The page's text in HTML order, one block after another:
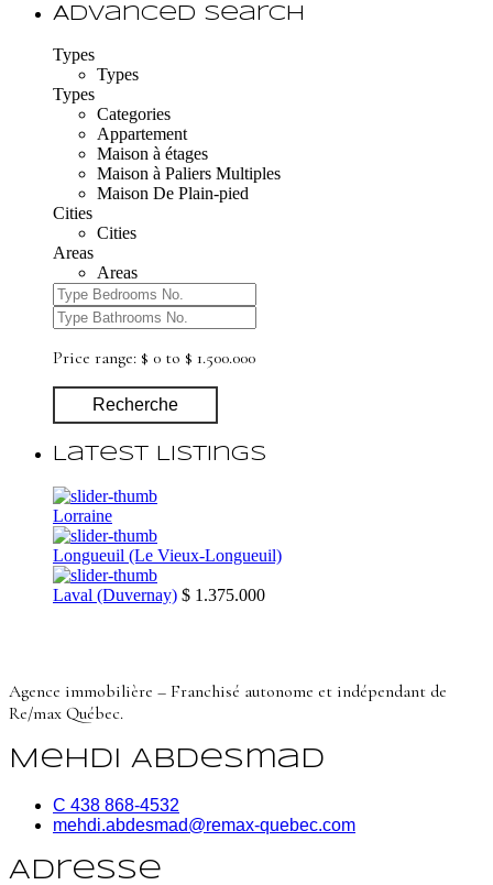
Advanced Search
Types
Types
Types
Categories
Appartement
Maison à étages
Maison à Paliers Multiples
Maison De Plain-pied
Cities
Cities
Areas
Areas
Price range: $ 0 to $ 1.500.000
Recherche
Latest Listings
Lorraine
Longueuil (Le Vieux-Longueuil)
Laval (Duvernay) $ 1.375.000
Agence immobilière – Franchisé autonome et indépendant de
Re/max Québec.
Mehdi Abdesmad
C 438 868-4532
mehdi.abdesmad@remax-quebec.com
Adresse